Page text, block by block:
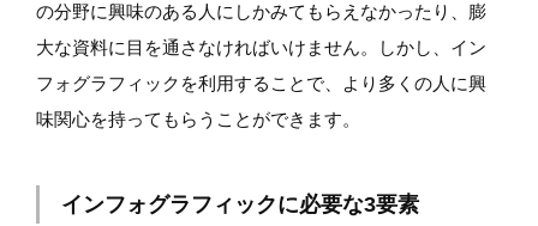
の分野に興味のある人にしかみてもらえなかったり、膨
大な資料に目を通さなければいけません。しかし、イン
フォグラフィックを利用することで、より多くの人に興
味関心を持ってもらうことができます。
インフォグラフィックに必要な3要素